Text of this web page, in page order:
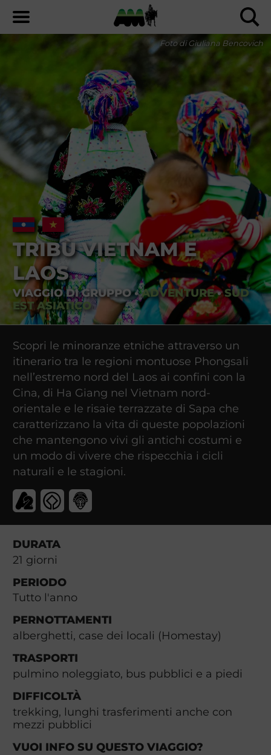
TRIBÙ VIETNAM E
LAOS
VIAGGIO DI GRUPPO•ADVENTURE•SUD
EST ASIATICO
Foto di Giuliana Bencovich
Scopri le minoranze etniche attraverso un
itinerario tra le regioni montuose Phongsali
nell’estremo nord del Laos ai confini con la
Cina, di Ha Giang nel Vietnam nord-
orientale e le risaie terrazzate di Sapa che
caratterizzano la vita di queste popolazioni
che mantengono vivi gli antichi costumi e
un modo di vivere che rispecchia i cicli
naturali e le stagioni.
DURATA
21 giorni
PERIODO
Tutto l'anno
PERNOTTAMENTI
alberghetti, case dei locali (Homestay)
TRASPORTI
pulmino noleggiato, bus pubblici e a piedi
DIFFICOLTÀ
trekking, lunghi trasferimenti anche con
mezzi pubblici
VUOI INFO SU QUESTO VIAGGIO?